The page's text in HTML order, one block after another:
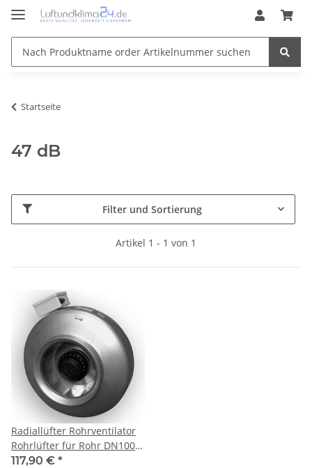
Startseite
47 dB
Filter und Sortierung
Artikel 1 - 1 von 1
Radiallüfter Rohrventilator
Rohrlüfter für Rohr DN100-
355
117,90 € *